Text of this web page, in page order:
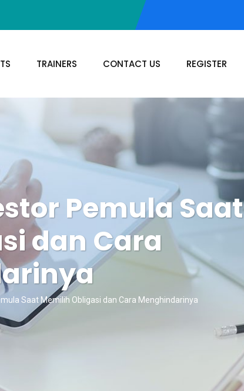
TRAINERS CONTACT US REGISTER
Pemula Saat
dan Cara
Saat Memilih Obligasi dan Cara Menghindarinya